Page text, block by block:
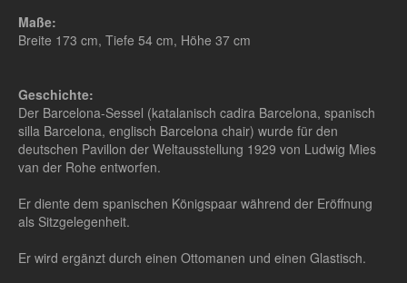
Maße:
Breite 173 cm, Tiefe 54 cm, Höhe 37 cm
Geschichte:
Der Barcelona-Sessel (katalanisch cadira Barcelona, spanisch
silla Barcelona, englisch Barcelona chair) wurde für den
deutschen Pavillon der Weltausstellung 1929 von Ludwig Mies
van der Rohe entworfen.
Er diente dem spanischen Königspaar während der Eröffnung
als Sitzgelegenheit.
Er wird ergänzt durch einen Ottomanen und einen Glastisch.